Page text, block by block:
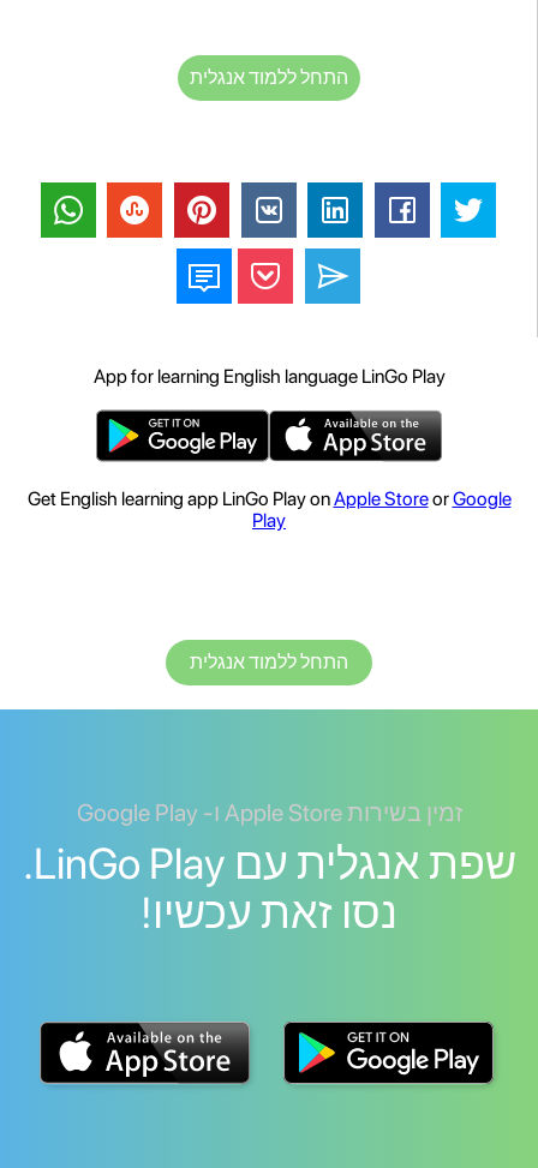
התחל ללמוד אנגלית
App for learning English language LinGo Play
Get English learning app LinGo Play onApple StoreorGoogle
Play
התחל ללמוד אנגלית
זמין בשירות Apple Store ו- Google Play
שפת אנגלית עם LinGo Play.
נסו זאת עכשיו!